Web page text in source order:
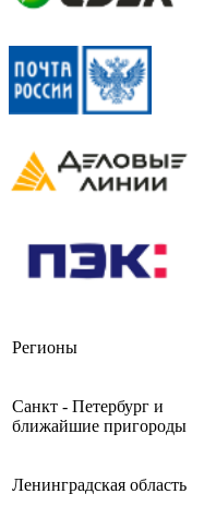
Регионы
Санкт - Петербург и
ближайшие пригороды
Ленинградская область